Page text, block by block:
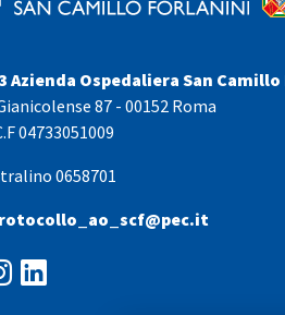
Azienda Ospedaliera San
87 - 00152 Roma
04733051009
0658701